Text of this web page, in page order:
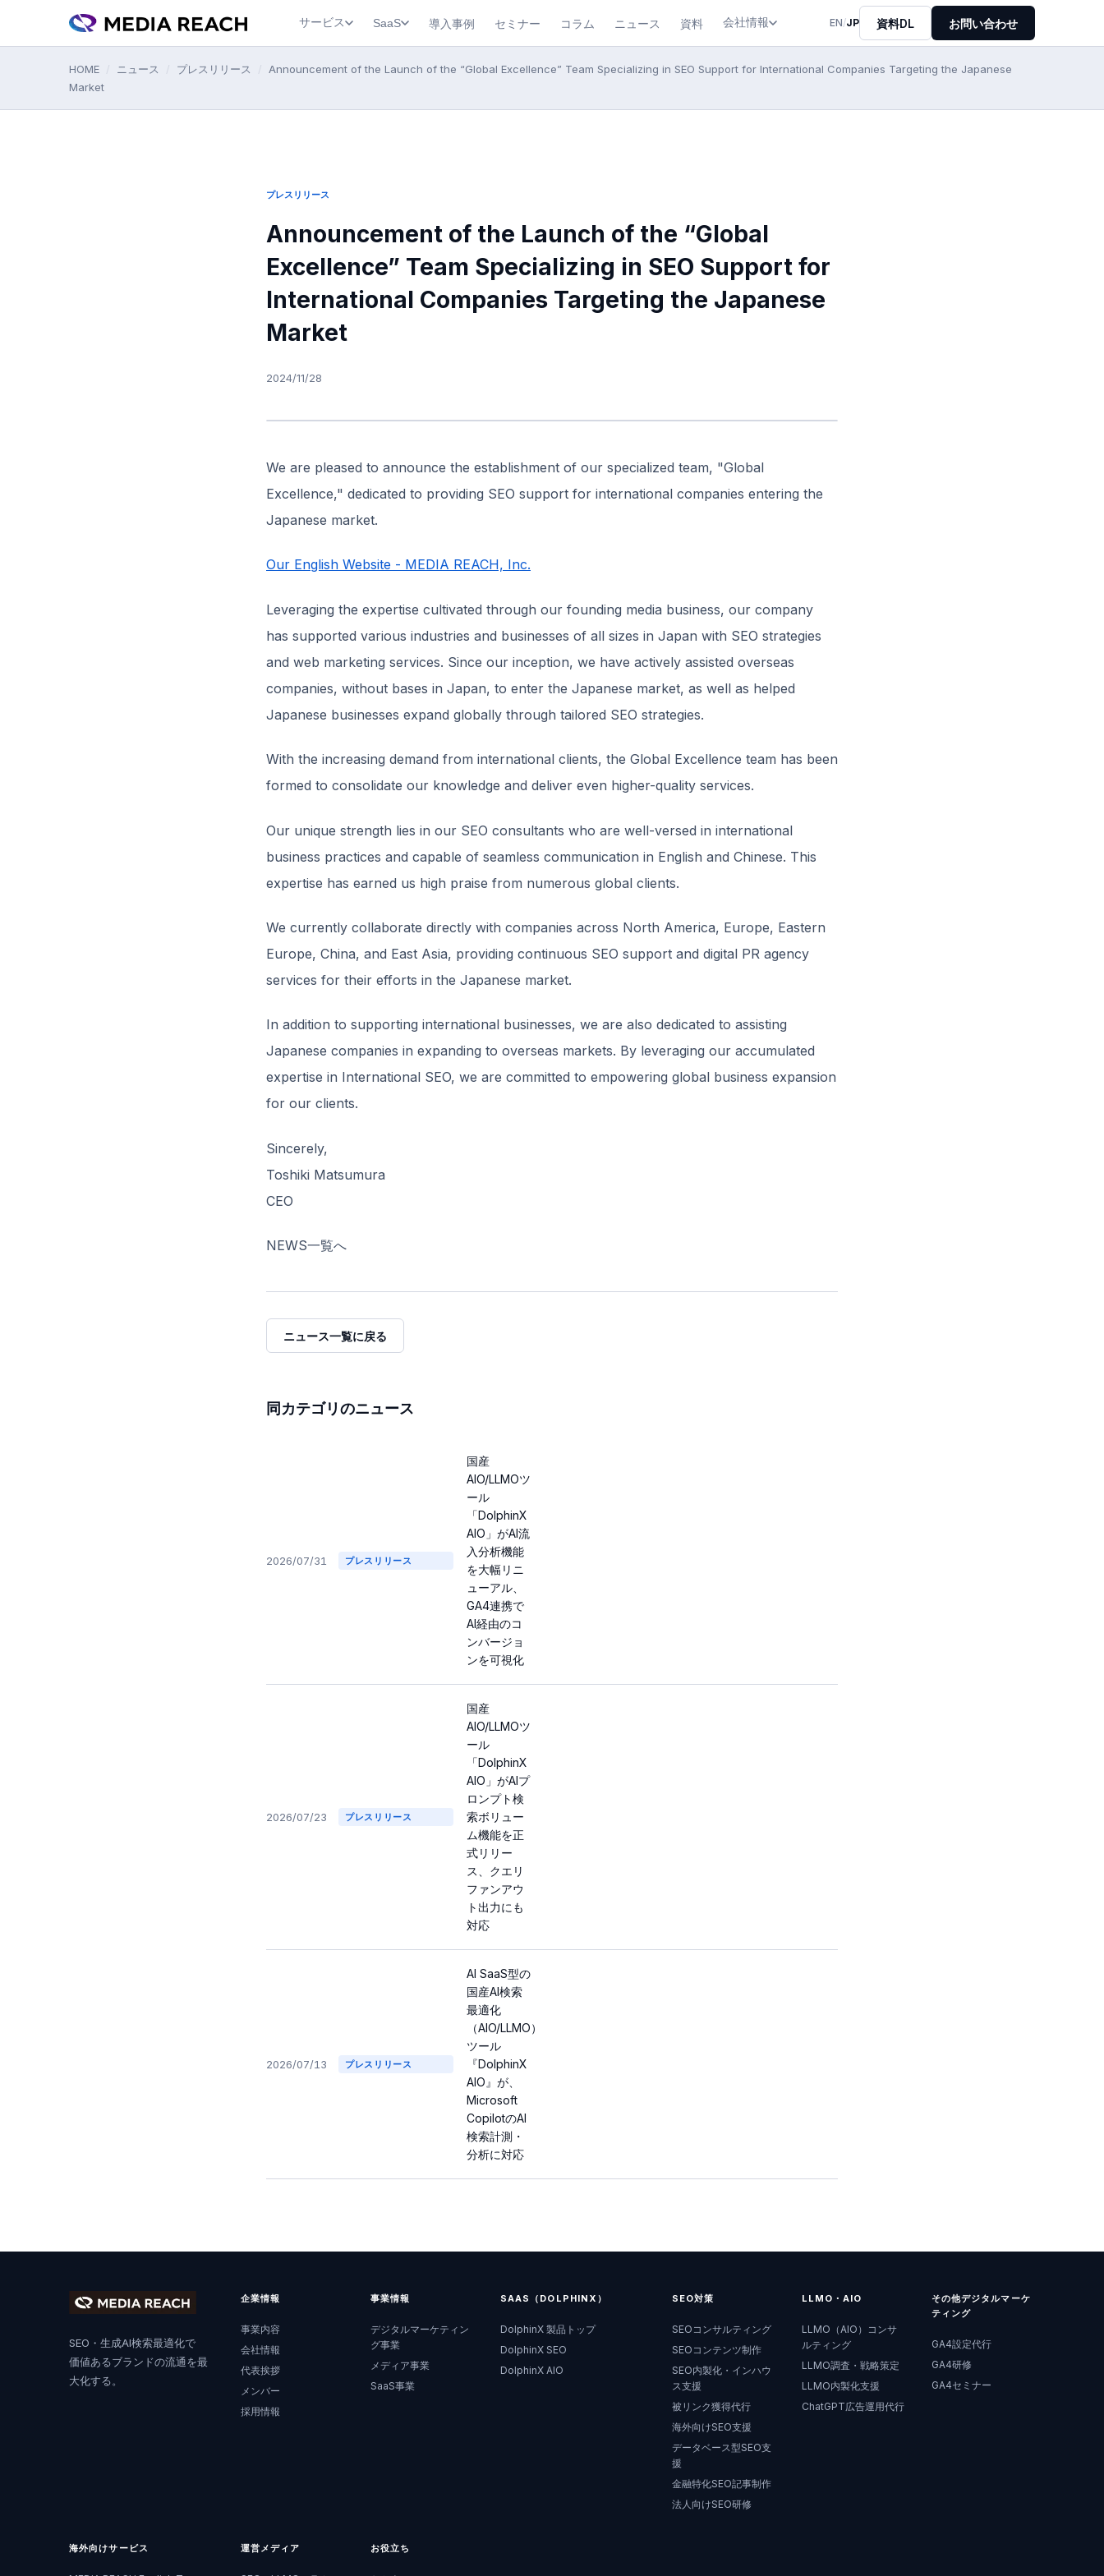
サービス SaaS 導入事例 セミナー コラム ニュース 資料 会社情報 EN/JP 資料DL お問い合わせ
HOME ニュース プレスリリース
Announcement of the Launch of the “Global Excellence” Team Specializing in SEO Support for International Companies Targeting the Japanese
Market
プレスリリース
Announcement of the Launch of the “Global
Excellence” Team Specializing in SEO Support for
International Companies Targeting the Japanese
Market
2024/11/28
We are pleased to announce the establishment of our specialized team, "Global
Excellence," dedicated to providing SEO support for international companies entering the
Japanese market.
Our English Website - MEDIA REACH, Inc.
Leveraging the expertise cultivated through our founding media business, our company
has supported various industries and businesses of all sizes in Japan with SEO strategies
and web marketing services. Since our inception, we have actively assisted overseas
companies, without bases in Japan, to enter the Japanese market, as well as helped
Japanese businesses expand globally through tailored SEO strategies.
With the increasing demand from international clients, the Global Excellence team has been
formed to consolidate our knowledge and deliver even higher-quality services.
Our unique strength lies in our SEO consultants who are well-versed in international
business practices and capable of seamless communication in English and Chinese. This
expertise has earned us high praise from numerous global clients.
We currently collaborate directly with companies across North America, Europe, Eastern
Europe, China, and East Asia, providing continuous SEO support and digital PR agency
services for their efforts in the Japanese market.
In addition to supporting international businesses, we are also dedicated to assisting
Japanese companies in expanding to overseas markets. By leveraging our accumulated
expertise in International SEO, we are committed to empowering global business expansion
for our clients.
Sincerely,
Toshiki Matsumura
CEO
NEWS一覧へ
ニュース一覧に戻る
同カテゴリのニュース
2026/07/31 プレスリリース
国産
AIO/LLMOツ
ール
「DolphinX
AIO」がAI流
入分析機能
を大幅リニ
ューアル、
GA4連携で
AI経由のコ
ンバージョ
ンを可視化
2026/07/23 プレスリリース
国産
AIO/LLMOツ
ール
「DolphinX
AIO」がAIプ
ロンプト検
索ボリュー
ム機能を正
式リリー
ス、クエリ
ファンアウ
ト出力にも
対応
2026/07/13 プレスリリース
AI SaaS型の
国産AI検索
最適化
（AIO/LLMO）
ツール
『DolphinX
AIO』が、
Microsoft
CopilotのAI
検索計測・
分析に対応
SEO・生成AI検索最適化で
価値あるブランドの流通を最
大化する。
企業情報
事業内容
会社情報
代表挨拶
メンバー
採用情報
事業情報
デジタルマーケティン
グ事業
メディア事業
SaaS事業
SAAS（DOLPHINX）
DolphinX 製品トップ
DolphinX SEO
DolphinX AIO
SEO対策
SEOコンサルティング
SEOコンテンツ制作
SEO内製化・インハウ
ス支援
被リンク獲得代行
海外向けSEO支援
データベース型SEO支
援
金融特化SEO記事制作
法人向けSEO研修
LLMO・AIO
LLMO（AIO）コンサ
ルティング
LLMO調査・戦略策定
LLMO内製化支援
ChatGPT広告運用代行
その他デジタルマーケ
ティング
GA4設定代行
GA4研修
GA4セミナー
海外向けサービス 運営メディア お役立ち